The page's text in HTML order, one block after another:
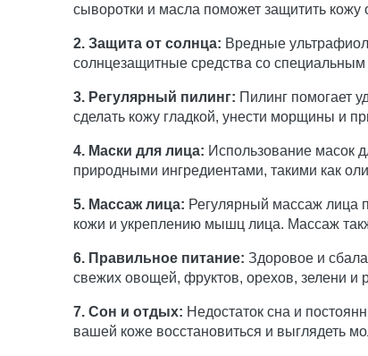
сыворотки и масла поможет защитить кожу
2. Защита от солнца: Вредные
солнцезащитные средства со
3. Регулярный пилинг: Пилинг помогает
сделать кожу гладкой, унести морщины и
4. Маски для лица: Использование масок
природными ингредиентами, такими как
5. Массаж лица: Регулярный массаж лица
кожи и укреплению мышц лица. Массаж
6. Правильное питание: Здоровое и
свежих овощей, фруктов, орехов, зелени
7. Сон и отдых: Недостаток сна и
вашей коже восстановиться и выглядеть